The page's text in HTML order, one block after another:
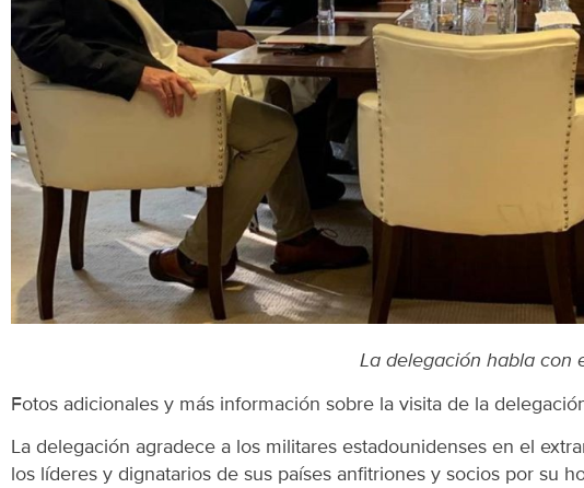
La delegación habla con
Fotos adicionales y más información sobre la visita de la
La delegación agradece a los militares estadounidenses en el
los líderes y dignatarios de sus países anfitriones y socios por su